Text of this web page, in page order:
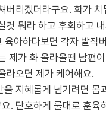
버리겠더라구요. 화가 치
컷 뭐라 하고 후회하고
육아하다보면 각자 발작
제가 화 올라올땐 남편
라오면 제가 케어해요.
을 지혜롭게 넘기려면 몸
. 단호하게 룰대로 훈육